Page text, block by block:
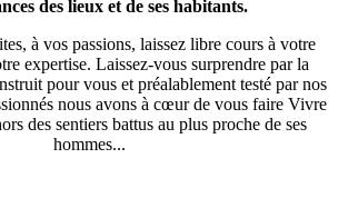
des lieux et de ses habitants.
à vos passions, laissez libre cours à votre
expertise. Laissez-vous surprendre par la
pour vous et préalablement testé par nos
nous avons à cœur de vous faire Vivre
des sentiers battus au plus proche de ses
hommes...